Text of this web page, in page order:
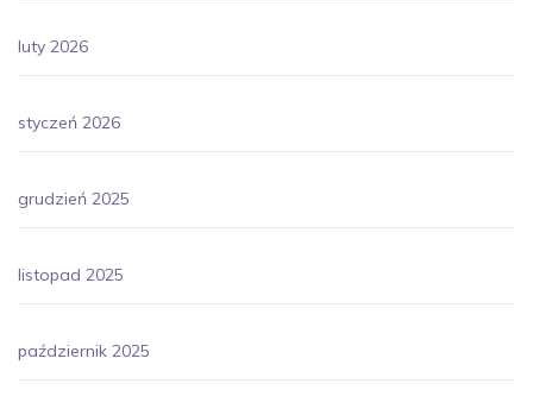
luty 2026
styczeń 2026
grudzień 2025
listopad 2025
październik 2025